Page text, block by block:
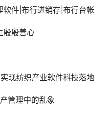
件|布行进销存|布行台帐
殷殷善心
现纺织产业软件科技落地
管理中的乱象